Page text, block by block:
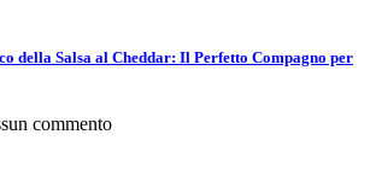
della Salsa al Cheddar: Il Perfetto Compagno per
commento